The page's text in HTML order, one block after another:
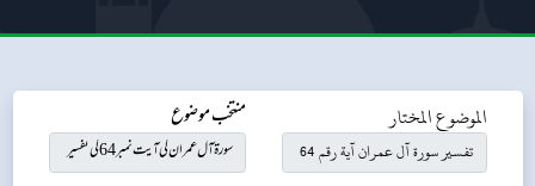
الموضوع المختار منتخب موضوع